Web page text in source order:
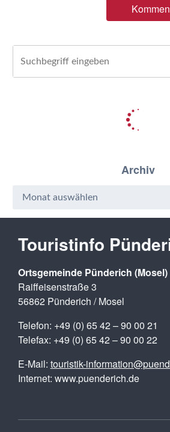
Archiv
Touristinfo
Ortsgemeinde Pünderich (Mosel)
Raiffeisenstraße 3
56862 Pünderich / Mosel
Telefon: +49 (0) 65 42 – 90 00 21
Telefax: +49 (0) 65 42 – 90 00 22
E-Mail: touristik-
Internet: www.puenderich.de